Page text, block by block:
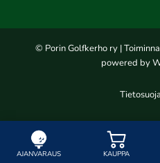
AJANVARAUS KAUPPA
© Porin Golfkerho ry |
powered by